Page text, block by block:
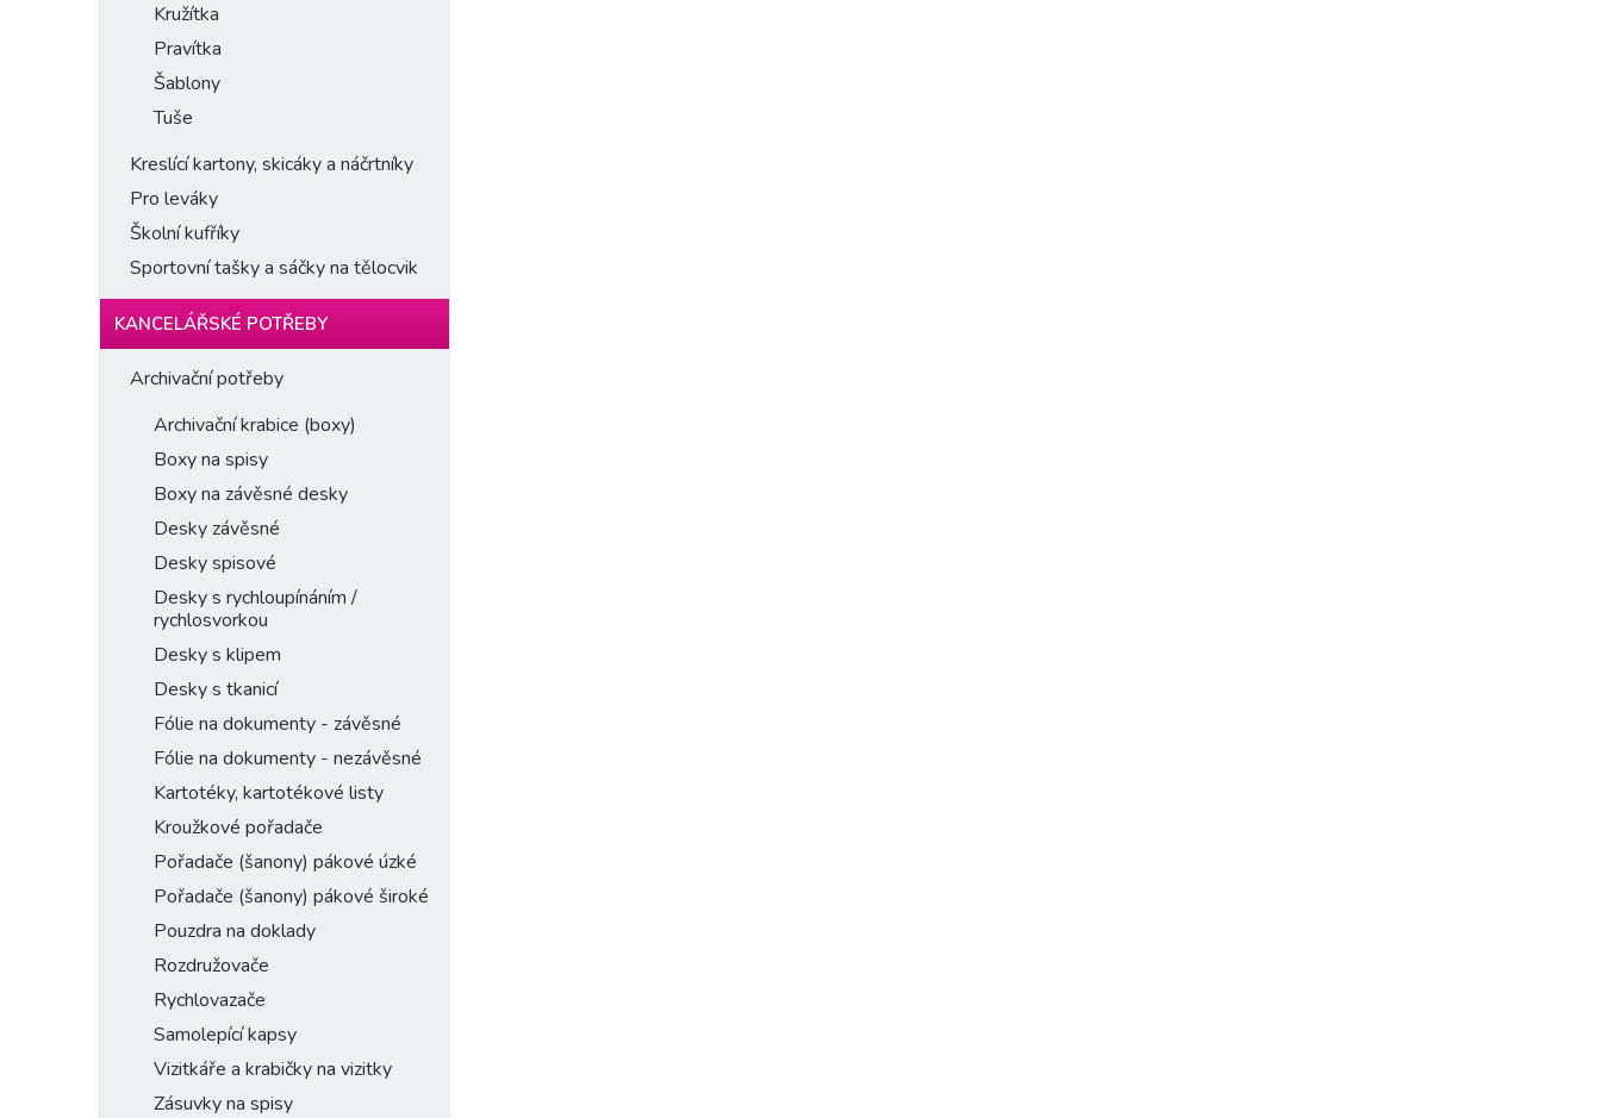
Kružítka
Pravítka
Šablony
Tuše
Kreslící kartony, skicáky a náčrtníky
Pro leváky
Školní kufříky
Sportovní tašky a sáčky na tělocvik
KANCELÁŘSKÉ POTŘEBY
Archivační potřeby
Archivační krabice (boxy)
Boxy na spisy
Boxy na závěsné desky
Desky závěsné
Desky spisové
Desky s rychloupínáním /
rychlosvorkou
Desky s klipem
Desky s tkanicí
Fólie na dokumenty - závěsné
Fólie na dokumenty - nezávěsné
Kartotéky, kartotékové listy
Kroužkové pořadače
Pořadače (šanony) pákové úzké
Pořadače (šanony) pákové široké
Pouzdra na doklady
Rozdružovače
Rychlovazače
Samolepící kapsy
Vizitkáře a krabičky na vizitky
Zásuvky na spisy